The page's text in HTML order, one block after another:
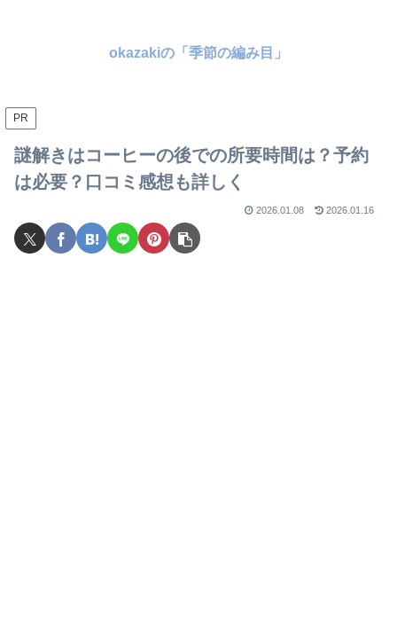
okazakiの「季節の編み目」
PR
謎解きはコーヒーの後での所要時間は？予約
は必要？口コミ感想も詳しく
2026.01.08 2026.01.16